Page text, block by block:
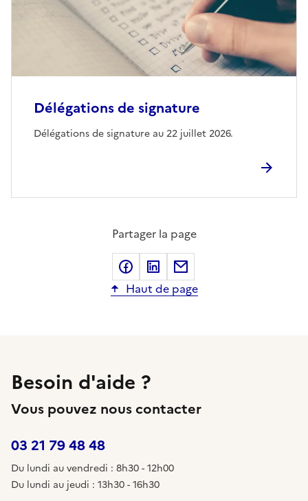
Délégations de signature
Délégations de signature au 22 juillet 2026.
Partager la page
Partager sur Facebook
Partager sur LinkedIn
Haut de page
Besoin d'aide ?
Vous pouvez nous contacter
03 21 79 48 48
Du lundi au vendredi : 8h30 - 12h00
Du lundi au jeudi : 13h30 - 16h30